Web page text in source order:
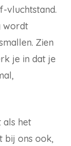
vluchtstand.
wordt
Zien
je in dat je
als het
bij ons ook,